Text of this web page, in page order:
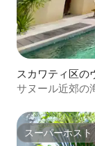
スカワティ区の
サヌール近郊の
スーパーホスト
スーパーホスト